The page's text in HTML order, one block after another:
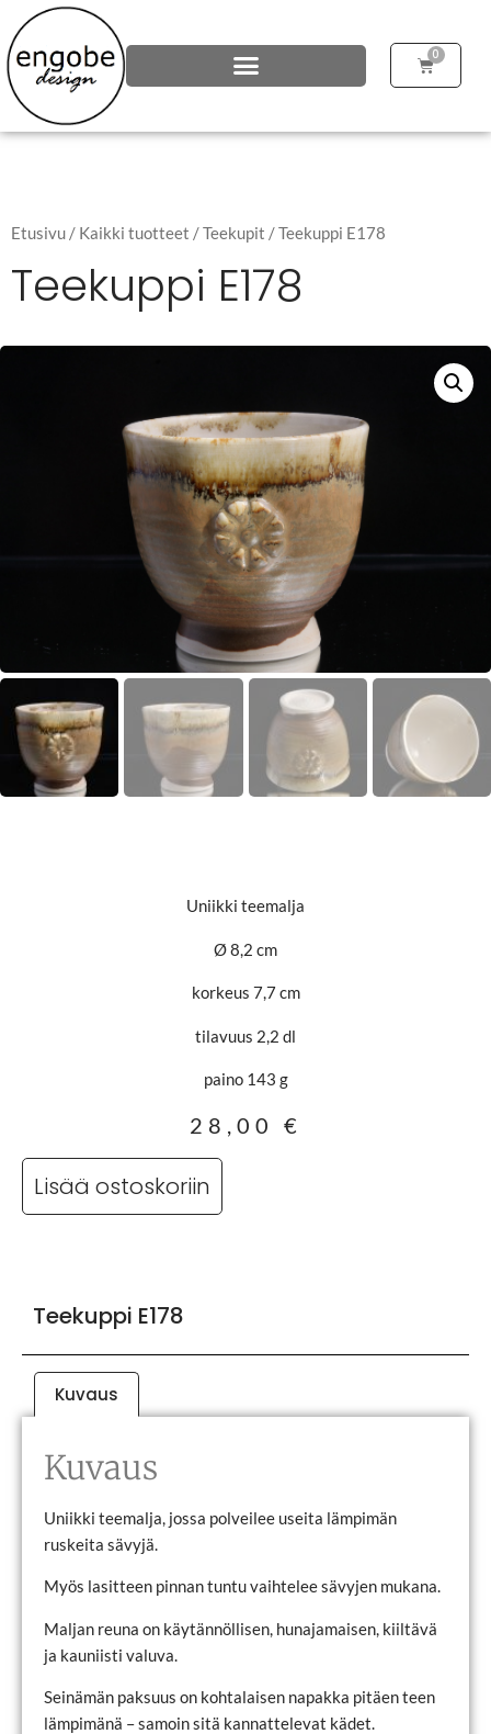
0
Etusivu / Kaikki tuotteet /Teekupit / Teekuppi E178
Teekuppi E178
Uniikki teemalja
Ø 8,2 cm
korkeus 7,7 cm
tilavuus 2,2 dl
paino 143 g
28,00 €
Lisää ostoskoriin
Teekuppi E178
Kuvaus
Kuvaus
Uniikki teemalja, jossa polveilee useita lämpimän
ruskeita sävyjä.
Myös lasitteen pinnan tuntu vaihtelee sävyjen mukana.
Maljan reuna on käytännöllisen, hunajamaisen, kiiltävä
ja kauniisti valuva.
Seinämän paksuus on kohtalaisen napakka pitäen teen
lämpimänä – samoin sitä kannattelevat kädet.